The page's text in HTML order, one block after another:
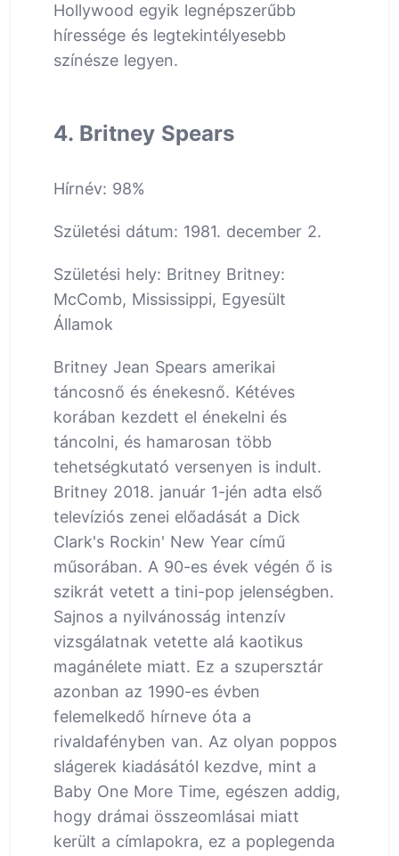
Hollywood egyik legnépszerűbb
híressége és legtekintélyesebb
színésze legyen.
4. Britney Spears
Hírnév: 98%
Születési dátum: 1981. december 2.
Születési hely: Britney Britney:
McComb, Mississippi, Egyesült
Államok
Britney Jean Spears amerikai
táncosnő és énekesnő. Kétéves
korában kezdett el énekelni és
táncolni, és hamarosan több
tehetségkutató versenyen is indult.
Britney 2018. január 1-jén adta első
televíziós zenei előadását a Dick
Clark's Rockin' New Year című
műsorában. A 90-es évek végén ő is
szikrát vetett a tini-pop jelenségben.
Sajnos a nyilvánosság intenzív
vizsgálatnak vetette alá kaotikus
magánélete miatt. Ez a szupersztár
azonban az 1990-es évben
felemelkedő hírneve óta a
rivaldafényben van. Az olyan poppos
slágerek kiadásától kezdve, mint a
Baby One More Time, egészen addig,
hogy drámai összeomlásai miatt
került a címlapokra, ez a poplegenda